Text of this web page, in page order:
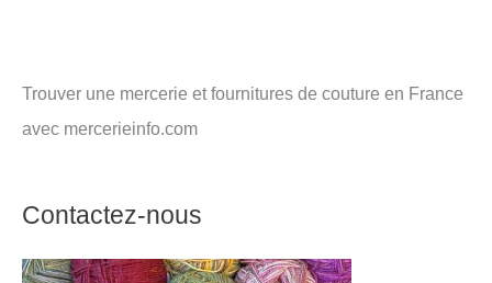
Trouver une mercerie et fournitures de couture en France
avec mercerieinfo.com
Contactez-nous